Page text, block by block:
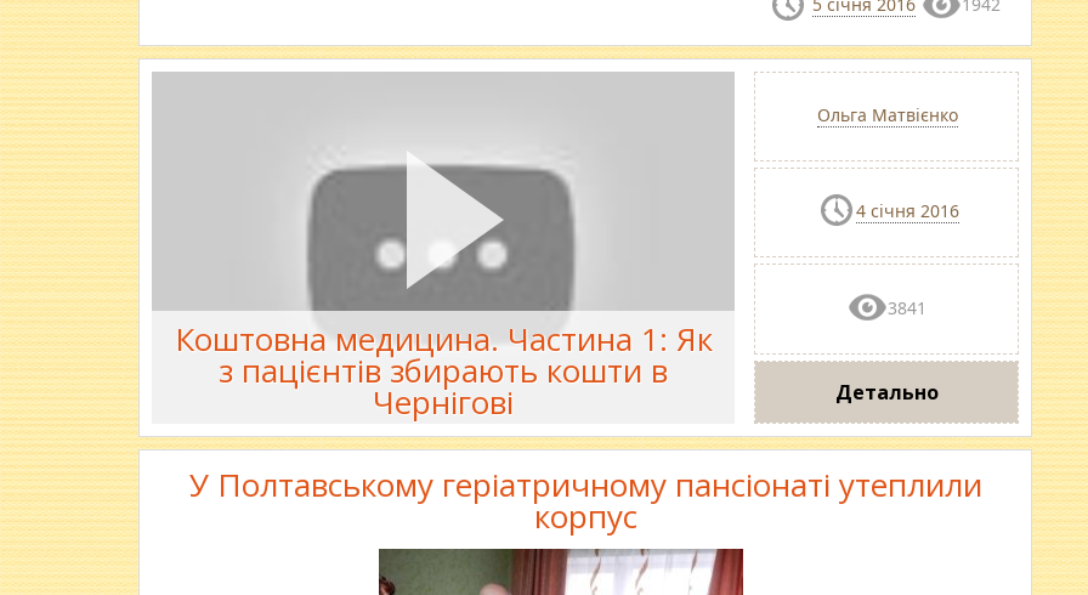
Коштовна медицина. Частина 1: Як
з пацієнтів збирають кошти в
Чернігові
Ольга Матвієнко
4 січня 2016
3841
Детально
У Полтавському геріатричному пансіонаті утеплили
корпус